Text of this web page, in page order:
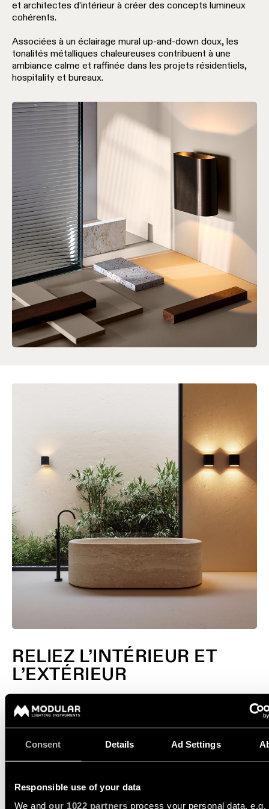
Consent Details Ad Settings
Responsible use of your data
We and our 1022 partners process your personal data, e.g.
Éclairage
Éclairage
lieux
humides
et architectes d’intérieur à créer des concepts lumineux
cohérents.
Associées à un éclairage mural up-and-down doux, les
tonalités métalliques chaleureuses contribuent à une
ambiance calme et raffinée dans les projets résidentiels,
hospitality et bureaux.
RELIEZ L’INTÉRIEUR ET
L’EXTÉRIEUR
La version IP vous permet d’obtenir une continuité totale
dans votre maison, jusque dans la salle de bain ou sur la
terrasse. Un choix parmi les derniers protocoles de
variation est aussi disponible.
HUMIDES